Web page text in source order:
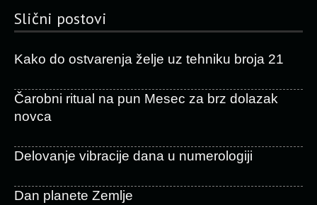
Slični postovi
Kako do ostvarenja želje uz tehniku broja 21
Čarobni ritual na pun Mesec za brz dolazak
novca
Delovanje vibracije dana u numerologiji
Dan planete Zemlje